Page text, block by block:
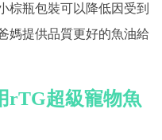
棕瓶包裝可以降低因受到
媽提供品質更好的魚油給
rTG超級寵物魚